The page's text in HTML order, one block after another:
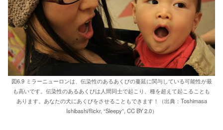
図6.9 ミラーニューロンは、伝染性のあるあくびの蔓延に関与している可能性が最
も高いです。伝染性のあるあくびは人間同士で起こり、種を超えて起こることも
あります。あなたの犬にあくびをさせることもできます！（出典：Toshimasa
Ishibashi/flickr, “Sleepy”, CC BY 2.0）